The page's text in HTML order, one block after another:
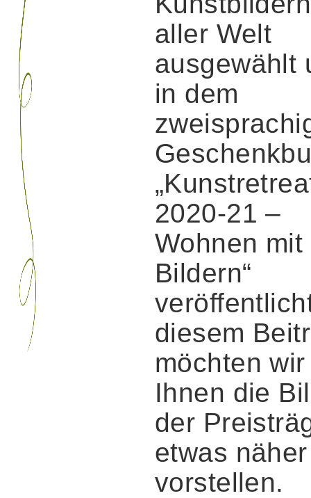
aller Welt
ausgewählt
in dem
2020-21 –
Wohnen mit
Bildern“
diesem
möchten wir
Ihnen die
der
etwas näher
vorstellen.